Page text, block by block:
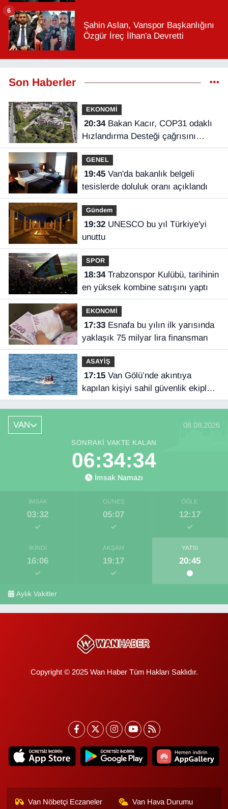
Şahin Aslan, Vanspor Başkanlığını
Özgür İreç İlhan'a Devretti
6
Son Haberler
EKONOMİ
20:34Bakan Kacır, COP31 odaklı
Hızlandırma Desteği çağrısını
açıkladı
GENEL
19:45Van'da bakanlık belgeli
tesislerde doluluk oranı açıklandı
Gündem
19:32UNESCO bu yıl Türkiye'yi
unuttu
SPOR
18:34Trabzonspor Kulübü, tarihinin
en yüksek kombine satışını yaptı
EKONOMİ
17:33Esnafa bu yılın ilk yarısında
yaklaşık 75 milyar lira finansman
ASAYİŞ
17:15Van Gölü’nde akıntıya
kapılan kişiyi sahil güvenlik ekipleri
kurtardı
VAN 08.08.2026
SONRAKI VAKTE KALAN
06:34:34
İmsak Namazı
İMSAK
03:32
GÜNEŞ
05:07
ÖĞLE
12:17
İKINDI
16:06
AKŞAM
19:17
YATSI
20:45
Aylık Vakitler
Copyright © 2025 Wan Haber Tüm Hakları Saklıdır.
Van Nöbetçi Eczaneler Van Hava Durumu